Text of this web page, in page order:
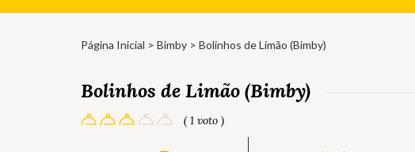
Página Inicial > Bimby > Bolinhos de Limão (Bimby)
Bolinhos de Limão (Bimby)
( 1 voto )